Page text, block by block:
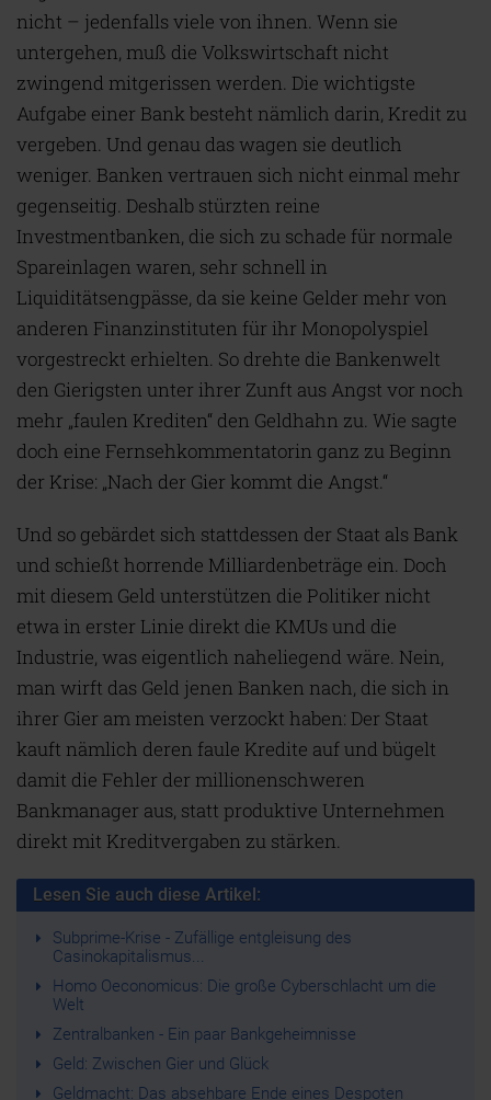
nicht – jedenfalls viele von ihnen. Wenn sie
untergehen, muß die Volkswirtschaft nicht
zwingend mitgerissen werden. Die wichtigste
Aufgabe einer Bank besteht nämlich darin, Kredit zu
vergeben. Und genau das wagen sie deutlich
weniger. Banken vertrauen sich nicht einmal mehr
gegenseitig. Deshalb stürzten reine
Investmentbanken, die sich zu schade für normale
Spareinlagen waren, sehr schnell in
Liquiditätsengpässe, da sie keine Gelder mehr von
anderen Finanzinstituten für ihr Monopolyspiel
vorgestreckt erhielten. So drehte die Bankenwelt
den Gierigsten unter ihrer Zunft aus Angst vor noch
mehr „faulen Krediten“ den Geldhahn zu. Wie sagte
doch eine Fernsehkommentatorin ganz zu Beginn
der Krise: „Nach der Gier kommt die Angst.“
Und so gebärdet sich stattdessen der Staat als Bank
und schießt horrende Milliardenbeträge ein. Doch
mit diesem Geld unterstützen die Politiker nicht
etwa in erster Linie direkt die KMUs und die
Industrie, was eigentlich naheliegend wäre. Nein,
man wirft das Geld jenen Banken nach, die sich in
ihrer Gier am meisten verzockt haben: Der Staat
kauft nämlich deren faule Kredite auf und bügelt
damit die Fehler der millionenschweren
Bankmanager aus, statt produktive Unternehmen
direkt mit Kreditvergaben zu stärken.
Lesen Sie auch diese Artikel:
Subprime-Krise - Zufällige entgleisung des
Casinokapitalismus...
Homo Oeconomicus: Die große Cyberschlacht um die
Welt
Zentralbanken - Ein paar Bankgeheimnisse
Geld: Zwischen Gier und Glück
Geldmacht: Das absehbare Ende eines Despoten